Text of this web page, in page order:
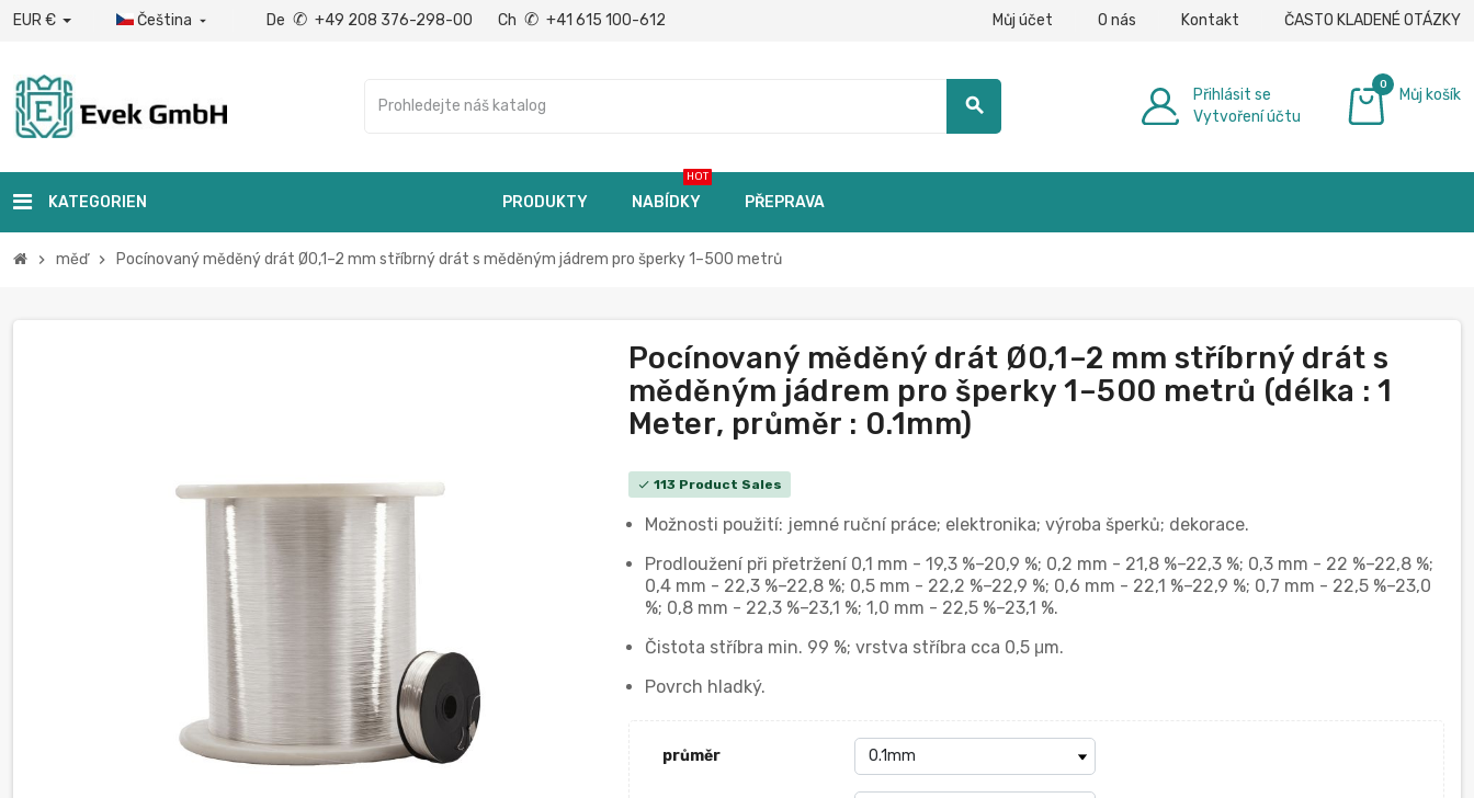
EUR € Čeština  De ✆ +49 208 376-298-00 Ch ✆ +41 615 100-612 Můj účet O nás Kontakt ČASTO KLADENÉ OTÁZKY
search
Přihlásit se
Vytvoření účtu
0
Můj košík
KATEGORIEN PRODUKTY NABÍDKY
HOT
PŘEPRAVA
chevron_right měď chevron_right Pocínovaný měděný drát Ø0,1–2 mm stříbrný drát s měděným jádrem pro šperky 1–500 metrů
Pocínovaný měděný drát Ø0,1–2 mm stříbrný drát s
měděným jádrem pro šperky 1–500 metrů (délka : 1
Meter, průměr : 0.1mm)
check 113 Product Sales
Možnosti použití: jemné ruční práce; elektronika; výroba šperků; dekorace.
Prodloužení při přetržení 0,1 mm - 19,3 %–20,9 %; 0,2 mm - 21,8 %–22,3 %; 0,3 mm - 22 %–22,8 %;
0,4 mm - 22,3 %–22,8 %; 0,5 mm - 22,2 %–22,9 %; 0,6 mm - 22,1 %–22,9 %; 0,7 mm - 22,5 %–23,0
%; 0,8 mm - 22,3 %–23,1 %; 1,0 mm - 22,5 %–23,1 %.
Čistota stříbra min. 99 %; vrstva stříbra cca 0,5 μm.
Povrch hladký.
průměr